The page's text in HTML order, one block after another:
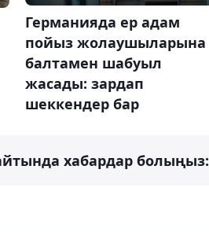
Германияда ер адам
пойыз жолаушыларына
балтамен шабуыл
жасады: зардап
шеккендер бар
хабардар болыңыз: